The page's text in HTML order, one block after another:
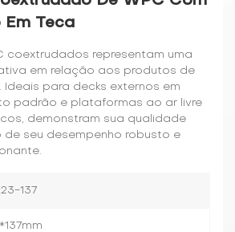
Em Teca
coextrudados representam uma
em relação aos produtos de
Ideais para decks externos em
padrão e plataformas ao ar livre
demonstram sua qualidade
de seu desempenho robusto e
137